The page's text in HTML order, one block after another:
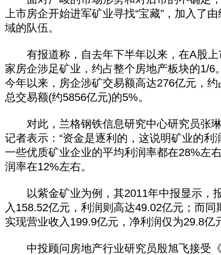
上市房企开始进军矿业寻找“宝藏”，加入了
域的队伍。
有报道称，自去年下半年以来，在A股上
家房企涉足矿业，约占整个房地产板块的1/6
今年以来，房企涉矿交易额高达276亿元，
总交易额(约5856亿元)的5%。
对此，兰格钢铁信息研究中心研究员张
记者表示：“资金是逐利的，这说明矿业的利
一些优质矿业企业的平均利润率都在28%左
润率在12%左右。
以紫金矿业为例，其2011年中报显示，
入158.52亿元，利润则高达49.02亿元；而
实现营业收入199.9亿元，净利润仅为29.8亿
中投顾问房地产行业研究员殷旭飞接受